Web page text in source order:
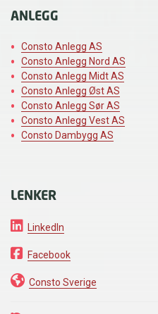
ANLEGG
Consto Anlegg AS
Consto Anlegg Nord AS
Consto Anlegg Midt AS
Consto Anlegg Øst AS
Consto Anlegg Sør AS
Consto Anlegg Vest AS
Consto Dambygg AS
LENKER
LinkedIn
Facebook
Consto Sverige